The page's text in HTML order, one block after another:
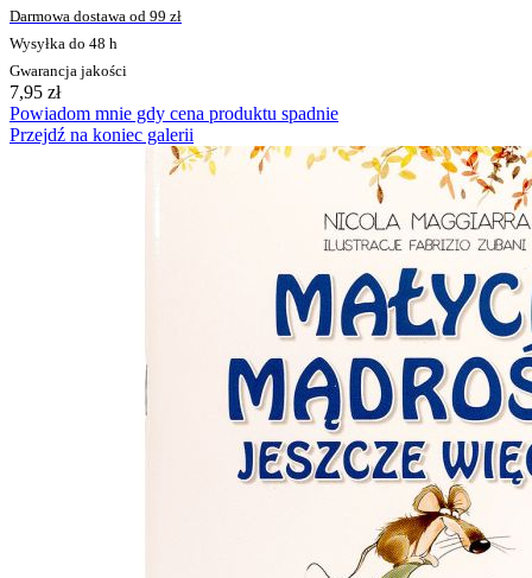
Darmowa dostawa od 99 zł
Wysyłka do 48 h
Gwarancja jakości
7,95 zł
Powiadom mnie gdy cena produktu spadnie
Przejdź na koniec galerii